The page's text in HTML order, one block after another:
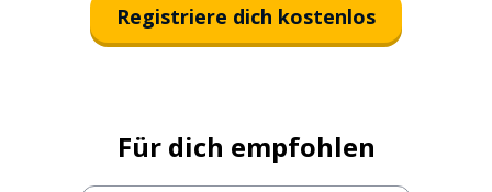
Registriere dich kostenlos
Für dich empfohlen